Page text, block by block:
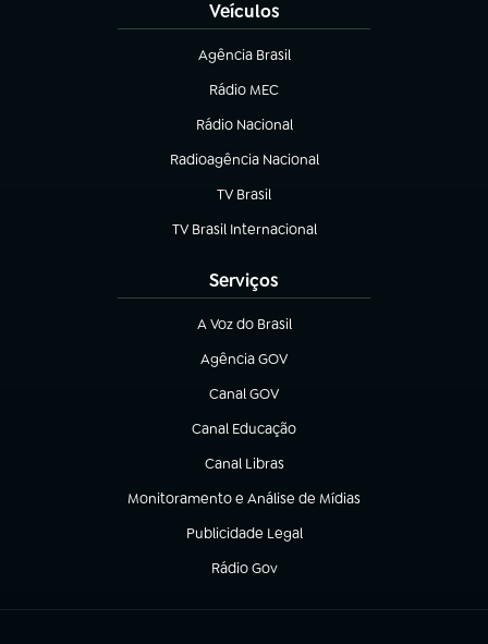
Veículos
Agência Brasil
(abre em nova aba)
Rádio MEC
(abre em nova aba)
Rádio Nacional
Radioagência Nacional
(abre em nova aba)
TV Brasil
(abre em nova aba)
TV Brasil Internacional
(abre em nova aba)
Serviços
A Voz do Brasil
(abre em nova aba)
Agência GOV
(abre em nova aba)
Canal GOV
(abre em nova aba)
Canal Educação
(abre em nova aba)
Canal Libras
(abre em nova aba)
Monitoramento e Análise de Mídias
(abre em nova aba)
Publicidade Legal
(abre em nova aba)
Rádio Gov
(abre em nova aba)